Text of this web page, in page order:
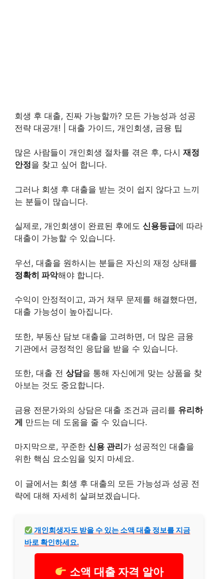
회생 후 대출, 진짜 가능할까? 모든 가능성과 성공
전략 대공개! | 대출 가이드, 개인회생, 금융 팁
많은 사람들이 개인회생 절차를 겪은 후, 다시 재정
안정을 찾고 싶어 합니다.
그러나 회생 후 대출을 받는 것이 쉽지 않다고 느끼
는 분들이 많습니다.
실제로, 개인회생이 완료된 후에도 신용등급에 따라
대출이 가능할 수 있습니다.
우선, 대출을 원하시는 분들은 자신의 재정 상태를
정확히 파악해야 합니다.
수익이 안정적이고, 과거 채무 문제를 해결했다면,
대출 가능성이 높아집니다.
또한, 부동산 담보 대출을 고려하면, 더 많은 금융
기관에서 긍정적인 응답을 받을 수 있습니다.
또한, 대출 전 상담을 통해 자신에게 맞는 상품을 찾
아보는 것도 중요합니다.
금융 전문가와의 상담은 대출 조건과 금리를 유리하
게 만드는 데 도움을 줄 수 있습니다.
마지막으로, 꾸준한 신용 관리 가 성공적인 대출을
위한 핵심 요소임을 잊지 마세요.
이 글에서는 회생 후 대출의 모든 가능성과 성공 전
략에 대해 자세히 살펴보겠습니다.
개인회생자도 받을 수 있는 소액 대출 정보를 지금
바로 확인하세요.
소액 대출 자격 알아